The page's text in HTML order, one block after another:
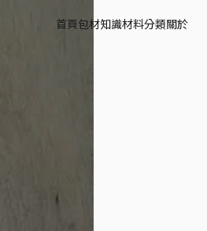
首頁包材知識材料分類關於